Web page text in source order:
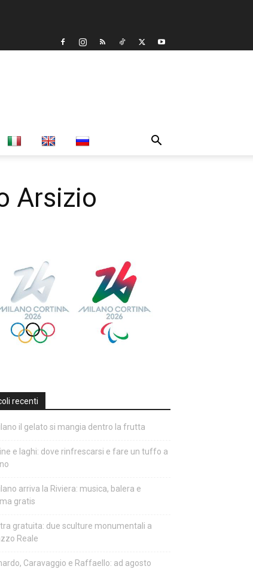
Arsizio
recenti
il gelato si mangia dentro la frutta
e laghi: dove rinfrescarsi e fare un tuffo a
arriva la Riviera: musica, balera e
gratis
gratuita: due sculture monumentali a
Reale
Caravaggio e Raffaello: ad agosto